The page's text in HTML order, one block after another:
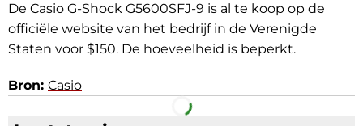
De Casio G-Shock G5600SFJ-9 is al te koop op de
officiële website van het bedrijf in de Verenigde
Staten voor $150. De hoeveelheid is beperkt.
Bron: Casio
Facebook Telegram